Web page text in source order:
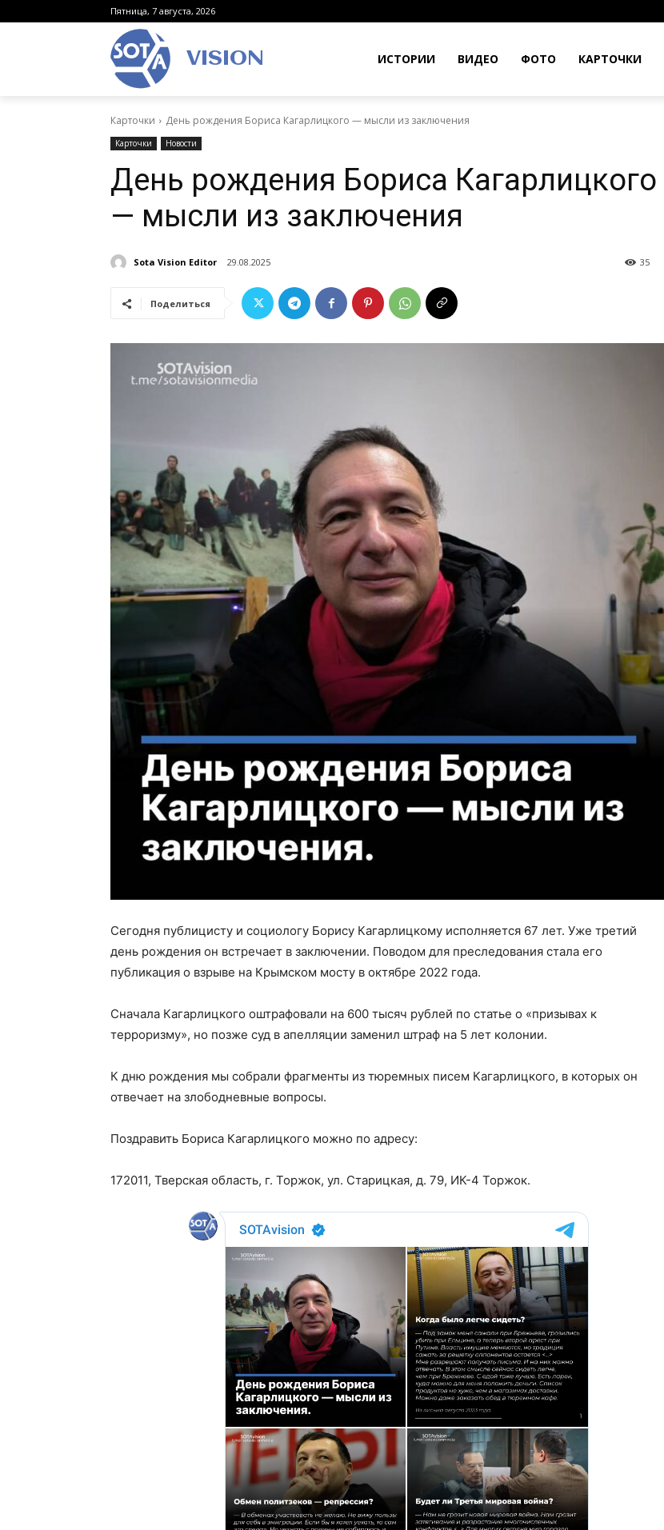
Пятница, 7 августа, 2026
VISION ИСТОРИИ ВИДЕО ФОТО КАРТОЧКИ
Карточки День рождения Бориса Кагарлицкого — мысли из заключения
Карточки Новости
День рождения Бориса Кагарлицкого
— мысли из заключения
Sota Vision Editor 29.08.2025 35
Поделиться
Сегодня публицисту и социологу Борису Кагарлицкому исполняется 67 лет. Уже третий
день рождения он встречает в заключении. Поводом для преследования стала его
публикация о взрыве на Крымском мосту в октябре 2022 года.
Сначала Кагарлицкого оштрафовали на 600 тысяч рублей по статье о «призывах к
терроризму», но позже суд в апелляции заменил штраф на 5 лет колонии.
К дню рождения мы собрали фрагменты из тюремных писем Кагарлицкого, в которых он
отвечает на злободневные вопросы.
Поздравить Бориса Кагарлицкого можно по адресу:
172011, Тверская область, г. Торжок, ул. Старицкая, д. 79, ИК-4 Торжок.